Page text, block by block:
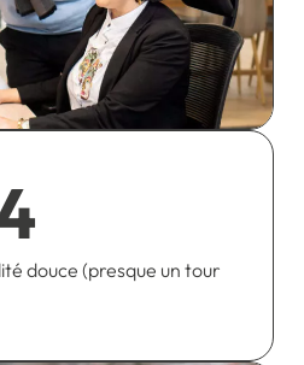
douce (presque un tour